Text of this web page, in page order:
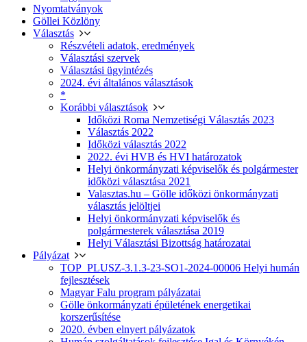
Nyomtatványok
Göllei Közlöny
Választás
Részvételi adatok, eredmények
Választási szervek
Választási ügyintézés
2024. évi általános választások
*
Korábbi választások
Időközi Roma Nemzetiségi Választás 2023
Választás 2022
Időközi választás 2022
2022. évi HVB és HVI határozatok
Helyi önkormányzati képviselők és polgármester
időközi választása 2021
Valasztas.hu – Gölle időközi önkormányzati
választás jelöltjei
Helyi önkormányzati képviselők és
polgármesterek választása 2019
Helyi Választási Bizottság határozatai
Pályázat
TOP_PLUSZ-3.1.3-23-SO1-2024-00006 Helyi humán
fejlesztések
Magyar Falu program pályázatai
Gölle önkormányzati épületének energetikai
korszerűsítése
2020. évben elnyert pályázatok